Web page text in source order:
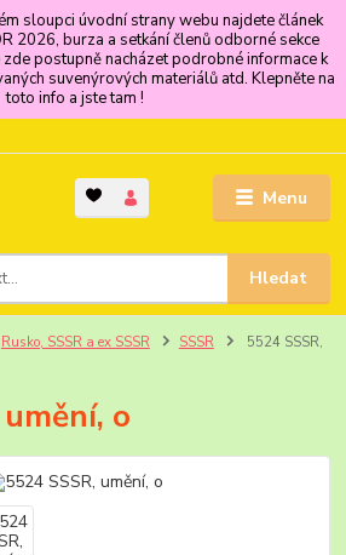
sloupci úvodní strany webu najdete článek
2026, burza a setkání členů odborné sekce
postupně nacházet podrobné informace k
suvenýrových materiálů atd. Klepněte na
toto info a jste tam !
Menu
Hledat
Rusko, SSSR a ex SSSR SSSR
5524 SSSR,
o